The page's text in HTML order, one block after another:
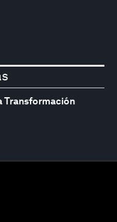
Transformación